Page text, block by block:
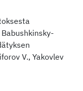
V., Yakovlev